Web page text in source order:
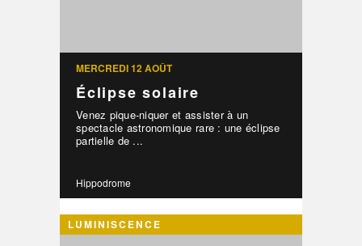
MERCREDI 12 AOÛT
Éclipse solaire
Venez pique-niquer et assister à un
spectacle astronomique rare : une éclipse
partielle de ...
Hippodrome
LUMINISCENCE